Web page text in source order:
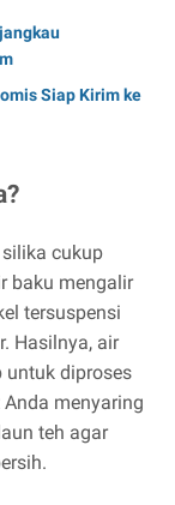
Siap Kirim ke
cukup
baku mengalir
tersuspensi
Hasilnya, air
untuk diproses
menyaring
teh agar